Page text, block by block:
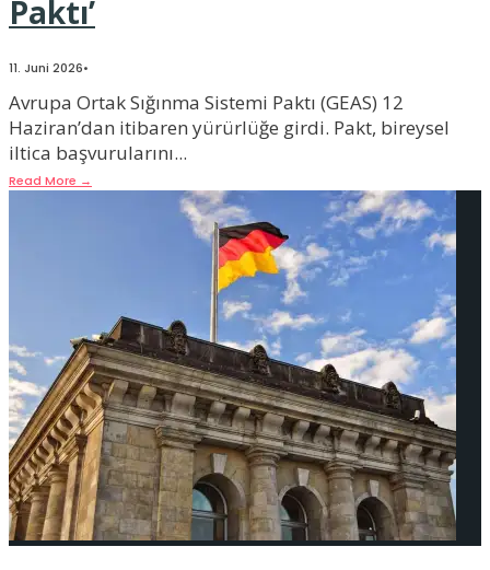
Paktı’
11. Juni 2026•
Avrupa Ortak Sığınma Sistemi Paktı (GEAS) 12
Haziran’dan itibaren yürürlüğe girdi. Pakt, bireysel
iltica başvurularını...
Read More →